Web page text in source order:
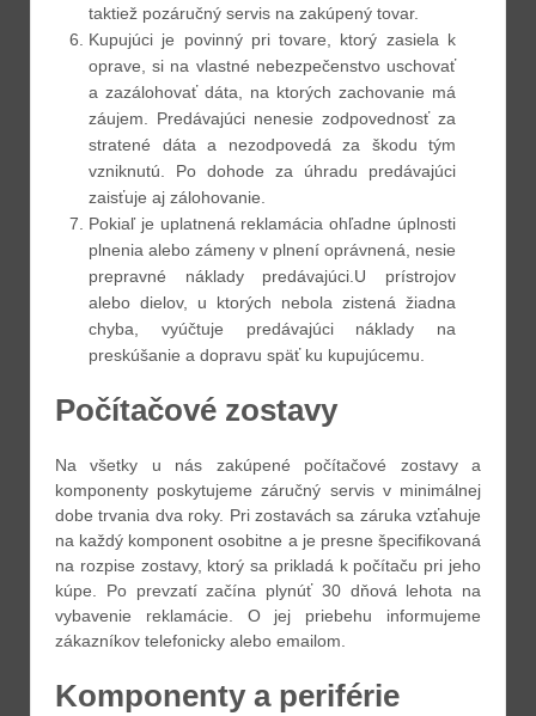
taktiež pozáručný servis na zakúpený tovar.
Kupujúci je povinný pri tovare, ktorý zasiela k
oprave, si na vlastné nebezpečenstvo uschovať
a zazálohovať dáta, na ktorých zachovanie má
záujem. Predávajúci nenesie zodpovednosť za
stratené dáta a nezodpovedá za škodu tým
vzniknutú. Po dohode za úhradu predávajúci
zaisťuje aj zálohovanie.
Pokiaľ je uplatnená reklamácia ohľadne úplnosti
plnenia alebo zámeny v plnení oprávnená, nesie
prepravné náklady predávajúci.U prístrojov
alebo dielov, u ktorých nebola zistená žiadna
chyba, vyúčtuje predávajúci náklady na
preskúšanie a dopravu späť ku kupujúcemu.
Počítačové zostavy
Na všetky u nás zakúpené počítačové zostavy a
komponenty poskytujeme záručný servis v minimálnej
dobe trvania dva roky. Pri zostavách sa záruka vzťahuje
na každý komponent osobitne a je presne špecifikovaná
na rozpise zostavy, ktorý sa prikladá k počítaču pri jeho
kúpe. Po prevzatí začína plynúť 30 dňová lehota na
vybavenie reklamácie. O jej priebehu informujeme
zákazníkov telefonicky alebo emailom.
Komponenty a periférie